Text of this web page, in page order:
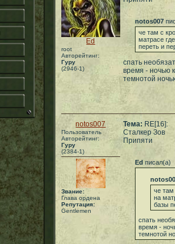
Ed
root
Авторейтинг:
Гуру
(2946-1)
notos007
че там с
матрасе
переть и
спать
время - ночью
темнотой
notos007
Пользователь
Авторейтинг:
Гуру
(2384-1)
Звание:
Глава ордена
Репутация:
Gentlemen
Тема: RE[16]:
Сталкер Зов
Припяти
Ed писал(а)
че там
на
базы
спать
время -
темнотой